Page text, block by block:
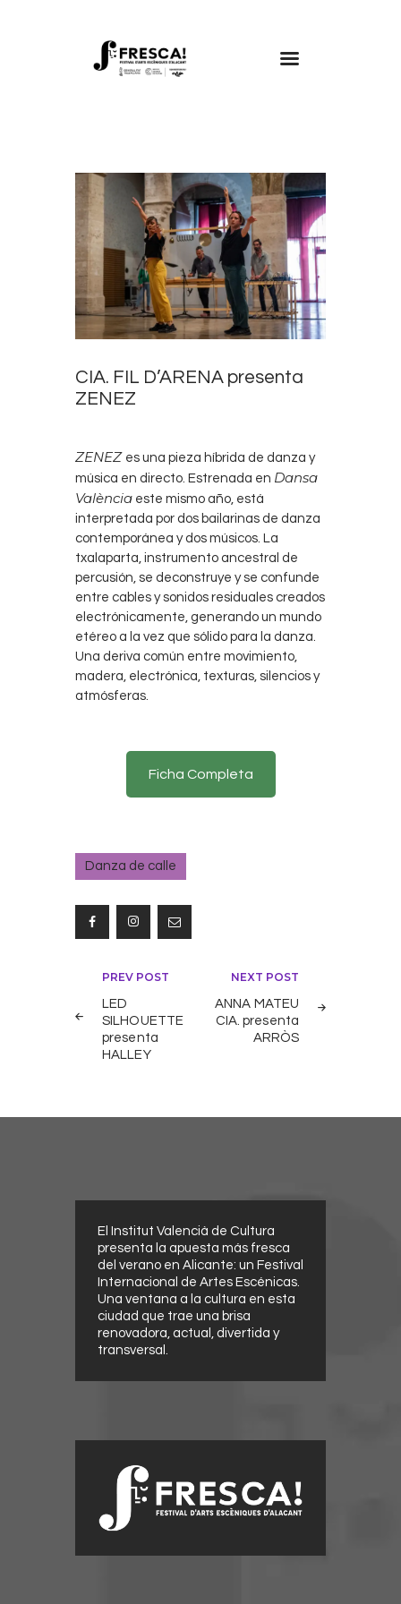
Información de interés
Contacto
CAST
CIA. FIL D’ARENA presenta
ZENEZ
ZENEZ es una pieza híbrida de danza y
música en directo. Estrenada en Dansa
València este mismo año, está
interpretada por dos bailarinas de danza
contemporánea y dos músicos. La
txalaparta, instrumento ancestral de
percusión, se deconstruye y se confunde
entre cables y sonidos residuales creados
electrónicamente, generando un mundo
etéreo a la vez que sólido para la danza.
Una deriva común entre movimiento,
madera, electrónica, texturas, silencios y
atmósferas.
Ficha Completa
Danza de calle
Navegación
de
entradas
PREV POST
LED
SILHOUETTE
presenta
HALLEY
NEXT POST
ANNA MATEU
CIA. presenta
ARRÒS
El Institut Valencià de Cultura
presenta la apuesta más fresca
del verano en Alicante: un Festival
Internacional de Artes Escénicas.
Una ventana a la cultura en esta
ciudad que trae una brisa
renovadora, actual, divertida y
transversal.